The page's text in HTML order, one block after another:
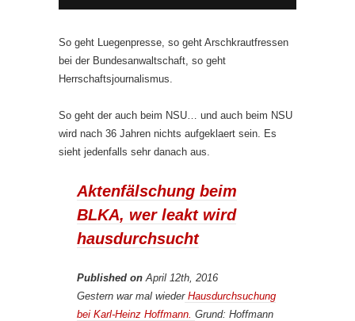
So geht Luegenpresse, so geht Arschkrautfressen
bei der Bundesanwaltschaft, so geht
Herrschaftsjournalismus.
So geht der auch beim NSU… und auch beim NSU
wird nach 36 Jahren nichts aufgeklaert sein. Es
sieht jedenfalls sehr danach aus.
Aktenfälschung beim
BLKA, wer leakt wird
hausdurchsucht
Published on April 12th, 2016
Gestern war mal wiederHausdurchsuchung
bei Karl-Heinz Hoffmann. Grund: Hoffmann